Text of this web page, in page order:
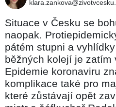
Situace v Česku se
naopak.
pátém stupni a
běžných kolejí je zatím
Epidemie koronaviru
komplikace také pro
které zůstávají opět